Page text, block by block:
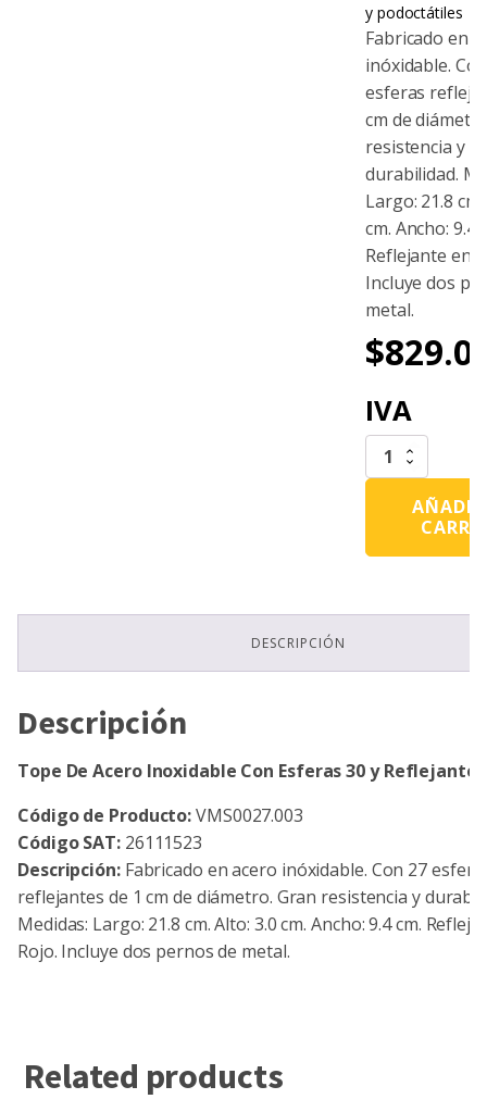
y podoctátiles
Fabricado en
inóxidable.
esferas
cm de
resistencia y
durabilidad.
Largo: 21.8
cm. Ancho: 9.4
Reflejante en
Incluye dos
metal.
$
IVA
Tope
De
Inoxidable
Esferas
Reflejante
DESCRIPCIÓN
Descripción
Tope De Acero Inoxidable Con Esferas 30 y Reflejante
Código de Producto:VMS0027.003
Código SAT:26111523
Descripción:Fabricado en acero inóxidable. Con 27
reflejantes de 1 cm de diámetro. Gran resistencia y
Medidas: Largo: 21.8 cm. Alto: 3.0 cm. Ancho: 9.4 cm.
Rojo. Incluye dos pernos de metal.
Related products